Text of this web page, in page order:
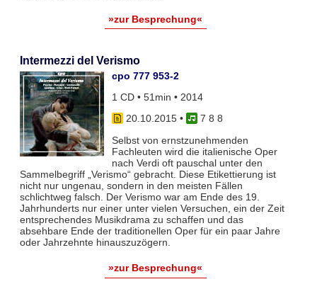
»zur Besprechung«
Intermezzi del Verismo
cpo 777 953-2
1 CD • 51min • 2014
20.10.2015•
7 8 8
Selbst von ernstzunehmenden
Fachleuten wird die italienische Oper
nach Verdi oft pauschal unter den
Sammelbegriff „Verismo“ gebracht. Diese Etikettierung ist
nicht nur ungenau, sondern in den meisten Fällen
schlichtweg falsch. Der Verismo war am Ende des 19.
Jahrhunderts nur einer unter vielen Versuchen, ein der Zeit
entsprechendes Musikdrama zu schaffen und das
absehbare Ende der traditionellen Oper für ein paar Jahre
oder Jahrzehnte hinauszuzögern.
»zur Besprechung«